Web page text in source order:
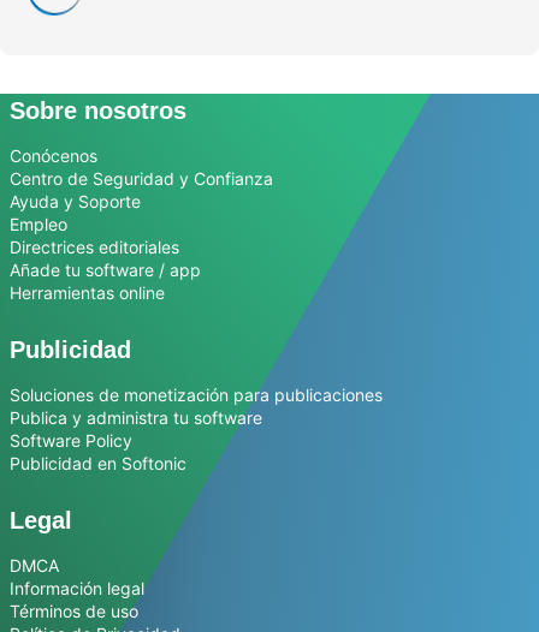
Sobre nosotros
Conócenos
Centro de Seguridad y Confianza
Ayuda y Soporte
Empleo
Directrices editoriales
Añade tu software / app
Herramientas online
Publicidad
Soluciones de monetización para publicaciones
Publica y administra tu software
Software Policy
Publicidad en Softonic
Legal
DMCA
Información legal
Términos de uso